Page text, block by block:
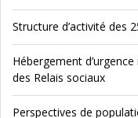
Structure d’activité des
Hébergement
des Relais sociaux
Perspectives de